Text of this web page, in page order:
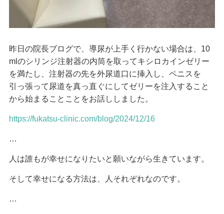
昨日の院長ブログで、導尿が上手く行かない場合は、10
mlのシリンジ注射器の内筒を取ってキシロカインゼリー
を満たし、注射器の先を外尿道口に挿入し、ペニスを
引っ張って尿道を真っ直ぐにしてゼリーを注入すること
から始まることことをお話ししました。
https://fukatsu-clinic.com/blog/2024/12/16
…
人は誰もが幸せになりたいと願いながら生きています。
そして幸せになる方法は、人それぞれなのです。
…